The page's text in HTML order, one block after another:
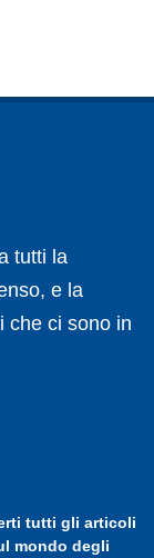
tutti la
e la
che ci sono in
tutti gli articoli
mondo degli